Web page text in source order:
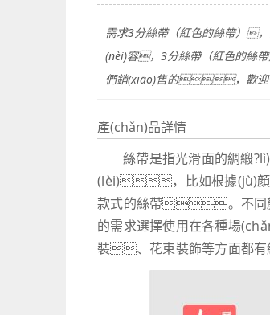
需求3分絲帶（紅色的絲帶）
(nèi)容，3分絲帶（紅色的
們銷(xiāo)售的，歡迎
產(chǎn)品詳情
絲帶是指光滑面的綢緞
(lèi)，比如根據(jù)顏
款式的絲帶。不同
的需求選擇使用在各種場
裝、花束裝飾等方面都